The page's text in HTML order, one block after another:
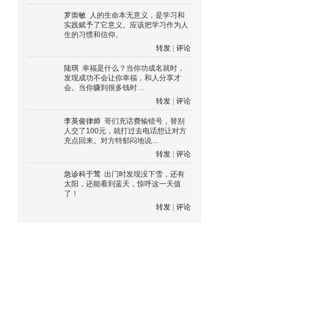
罗崇敏 人的生命本无意义，是学习和
实践赋予了它意义。应该把学习作为人
生的习惯和信仰。
转发
评论
陆琪 幸福是什么？当你功成名就时，
发现成功不会让你幸福，和人分享才
会。当你赚到很多钱时…
转发
评论
李英俊律师 哥们充话费输错号，替别
人交了100元，就打过去电话想让对方
充点回来。对方特郁闷地说…
转发
评论
急诊科于莺 出门时发现没下雪，还有
太阳，还能看到蓝天，惊呼这一天值
了！
转发
评论